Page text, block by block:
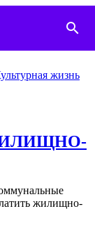
search
жизнь
жилищно-